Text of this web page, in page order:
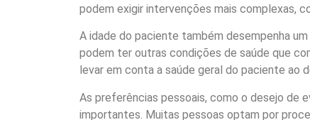
podem exigir intervenções mais complexas,
A idade do paciente também desempenha
podem ter outras condições de saúde que
levar em conta a saúde geral do paciente ao
As preferências pessoais, como o desejo de
importantes. Muitas pessoas optam por